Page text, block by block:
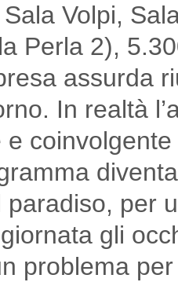
Volpi,
Perla 2),
assurda
In realtà
e
paradiso, per
gli
problema